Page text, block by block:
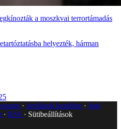
a moszkvai terrortámadás
helyezték, hárman
Javítások kezelése
Jogi
RSS
Sütibeállítások